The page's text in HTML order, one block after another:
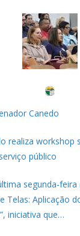
Canedo
realiza workshop
público
segunda-
Telas: Aplicação
iniciativa que…